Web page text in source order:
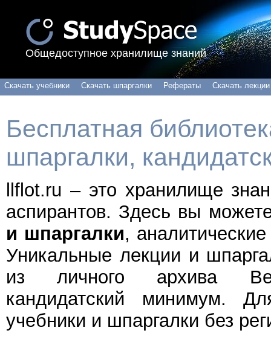
Общедоступное хранилище знаний
Скачать учебники Скачать шпаргалки Рефераты Скачать лекции
Бесплатная
шпаргалки,
llflot.ru – это хранилище
аспирантов. Здесь вы
и шпаргалки,
Уникальные лекции и
из личного архива
кандидатский минимум.
учебники и шпаргалки без